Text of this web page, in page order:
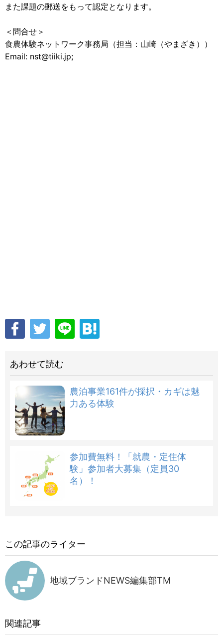
また課題の郵送をもって認定となります。
＜問合せ＞
食農体験ネットワーク事務局（担当：山崎（やまざき））
Email: nst@tiiki.jp;
あわせて読む
農泊事業161件が採択・カギは魅
力ある体験
参加費無料！「就農・定住体
験」参加者大募集（定員30
名）！
この記事のライター
地域ブランドNEWS編集部TM
関連記事